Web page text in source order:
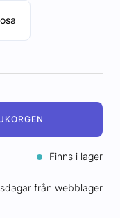
Finns i lager
från webblager